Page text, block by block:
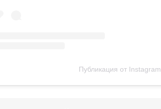
Публикация от Instagram